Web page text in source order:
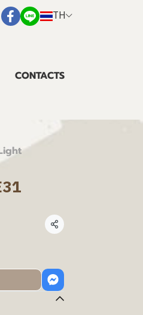
TH
CONTACTS
แชร์